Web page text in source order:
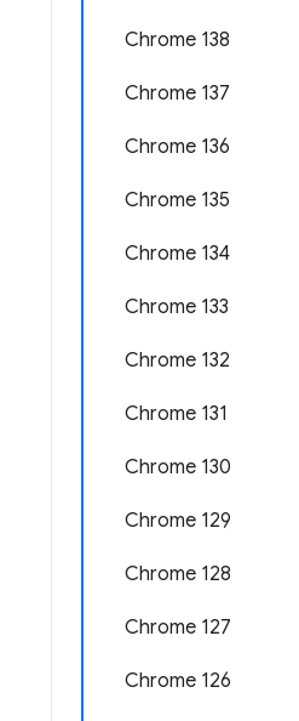
Chrome 138
Chrome 137
Chrome 136
Chrome 135
Chrome 134
Chrome 133
Chrome 132
Chrome 131
Chrome 130
Chrome 129
Chrome 128
Chrome 127
Chrome 126